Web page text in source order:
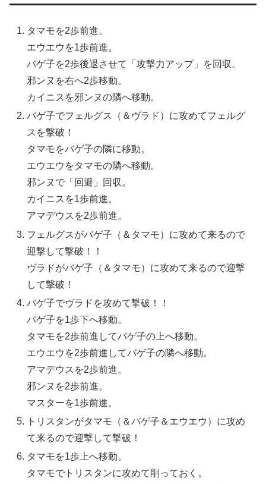
タマモを2歩前進。
エウエウを1歩前進。
バゲ子を2歩後退させて「攻撃力アップ」を回収。
邪ンヌを右へ2歩移動。
カイニスを邪ンヌの隣へ移動。
バゲ子でフェルグス（＆ヴラド）に攻めてフェルグ
スを撃破！
タマモをバゲ子の隣に移動。
エウエウをタマモの隣へ移動。
邪ンヌで「回避」回収。
カイニスを1歩前進。
アマデウスを2歩前進。
フェルグスがバゲ子（＆タマモ）に攻めて来るので
迎撃して撃破！！
ヴラドがバゲ子（＆タマモ）に攻めて来るので迎撃
して撃破！
バゲ子でヴラドを攻めて撃破！！
バゲ子を1歩下へ移動。
タマモを2歩前進してバゲ子の上へ移動。
エウエウを2歩前進してバゲ子の隣へ移動。
アマデウスを2歩前進。
邪ンヌを2歩前進。
マスターを1歩前進。
トリスタンがタマモ（＆バゲ子＆エウエウ）に攻め
て来るので迎撃して撃破！
タマモを1歩上へ移動。
タマモでトリスタンに攻めて削っておく。